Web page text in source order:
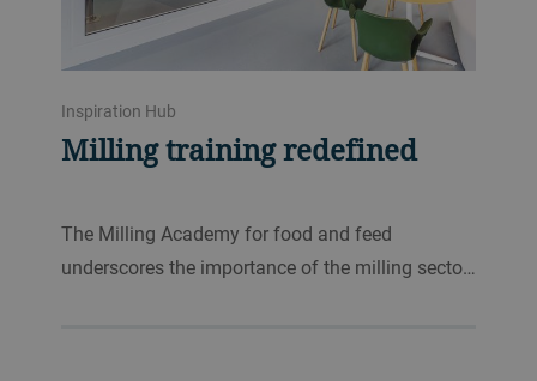
Inspiration Hub
Milling training redefined
The Milling Academy for food and feed
underscores the importance of the milling secto…